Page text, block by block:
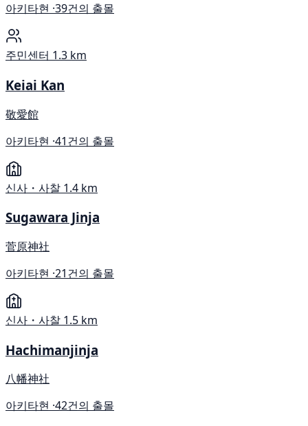
아키타현 ·39건의 출몰
주민센터 1.3 km
Keiai Kan
敬愛館
아키타현 ·41건의 출몰
신사・사찰 1.4 km
Sugawara Jinja
菅原神社
아키타현 ·21건의 출몰
신사・사찰 1.5 km
Hachimanjinja
八幡神社
아키타현 ·42건의 출몰